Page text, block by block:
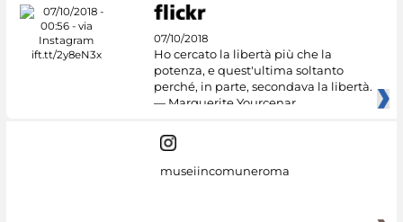
07/10/2018
Ho cercato la libertà più che la
potenza, e quest'ultima soltanto
perché, in parte, secondava la libertà.
— Marguerite Yourcenar
museiincomuneroma